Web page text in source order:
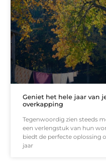
Geniet het hele jaar van
overkapping
Tegenwoordig zien steeds
een verlengstuk van hun
biedt de perfecte oplossing
jaar